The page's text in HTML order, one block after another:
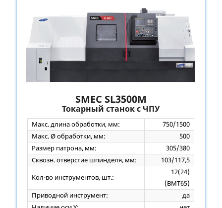
SMEC SL3500M
Токарный станок с ЧПУ
Макс. длина обработки, мм:
750/1500
Макс. Ø обработки, мм:
500
Размер патрона, мм:
305/380
Сквозн. отверстие шпинделя, мм:
103/117,5
Кол-во инструментов, шт.:
12(24)
(ВМТ65)
Приводной инструмент:
да